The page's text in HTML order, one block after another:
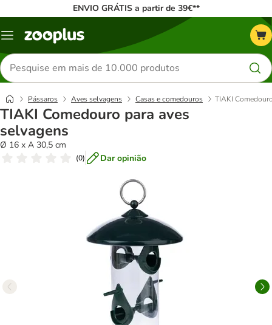
ENVIO GRÁTIS a partir de 39€**
Menu
Pesquisar
produtos
Pássaros Aves selvagens Casas e comedouros TIAKI
TIAKI Comedouro para aves
selvagens
Ø 16 x A 30,5 cm
(0) Dar opinião